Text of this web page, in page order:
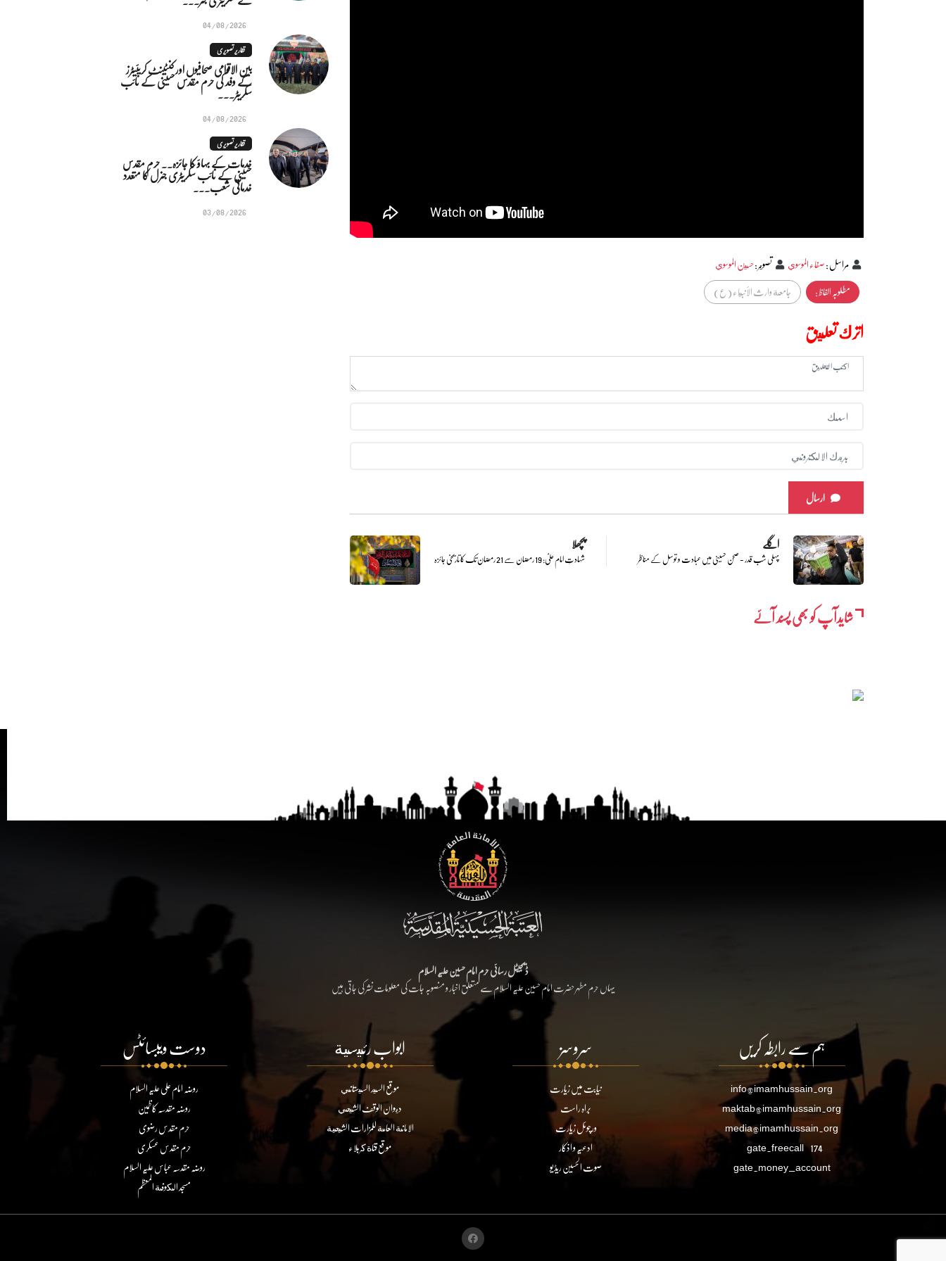
مراسل:صفاء الموسوي تصوير:حسين الموسوي
مطلوبہ الفاظ :
جامعة وارث الأنبياء (ع)
اترك تعليق
ارسال
پچھلا
شہادتِ امام علیؑ: 19 رمضان سے 21 رمضان تک کا تاریخی جائزہ
اگلے
پہلی شب قدر - صحن حسینی میں عبادت و توسل کے مناظر
شایدآپ کو بھی پسند آئے
04/08/2026
تقاریر تصویری
بین الاقوامی صحافیوں اور کنٹینٹ کریئیٹرز
کے وفد کی حرم مقدس حسینی کے نائب
سکریٹر...
04/08/2026
تقاریر تصویری
خدمات کے بہاؤ کا جائزہ.. حرم مقدس
حسینی کے نائب سکریٹری جنرل کا متعدد
خدماتی شعب...
03/08/2026
ڈیجیٹل رسائی حرم امام حسین علیہ السلام
یہاں حرم مطہر حضرت امام حسین علیہ السلام سے متعلق اخبار و منصوبہ جات کی معلومات نشر کی جاتی ہیں
ہم سے رابطہ کریں
info@imamhussain.org
maktab@imamhussain.org
media@imamhussain.org
gate.freecall 174
gate.money_account
سروسز
نیابت میں زیارت
براہ راست
ورچوئل زیارت
ادعیہ و اذکار
صوت الحسین ریڈیو
ابواب رئيسية
موقع السيد السيستاني
ديوان الوقف الشيعي
الامانة العامة للمزارات الشيعية
موقع قناة كربلاء
دوست ویبسائٹس
روضہ امام علی علیہ السلام
روضہ مقدسہ کاظمین
حرم مقدس رضوی
حرم مقدس عسکری
روضہ مقدسہ عباس علیہ السلام
مسجد الكوفة المعظم